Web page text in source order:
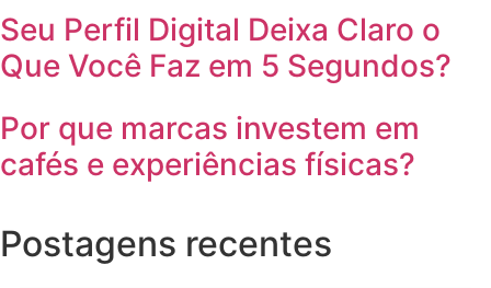
Seu Perfil Digital Deixa Claro o
Que Você Faz em 5 Segundos?
Por que marcas investem em
cafés e experiências físicas?
Postagens recentes